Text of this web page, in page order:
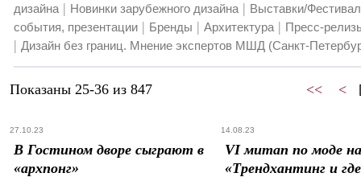
дизайна| Новинки зарубежного дизайна| Выставки/
события, презентации | Бренды | Архитектура| Пресс-
| Дизайн без границ. Мнение экспертов МШД (Санкт-
Показаны 25-36 из 847 << <
27.10.23
В Гостином дворе сыграют в
«архпонг»
14.08.23
VI митап по моде
«Трендхантинг и